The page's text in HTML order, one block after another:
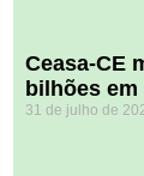
Ceasa-CE
bilhões
31 de julho de